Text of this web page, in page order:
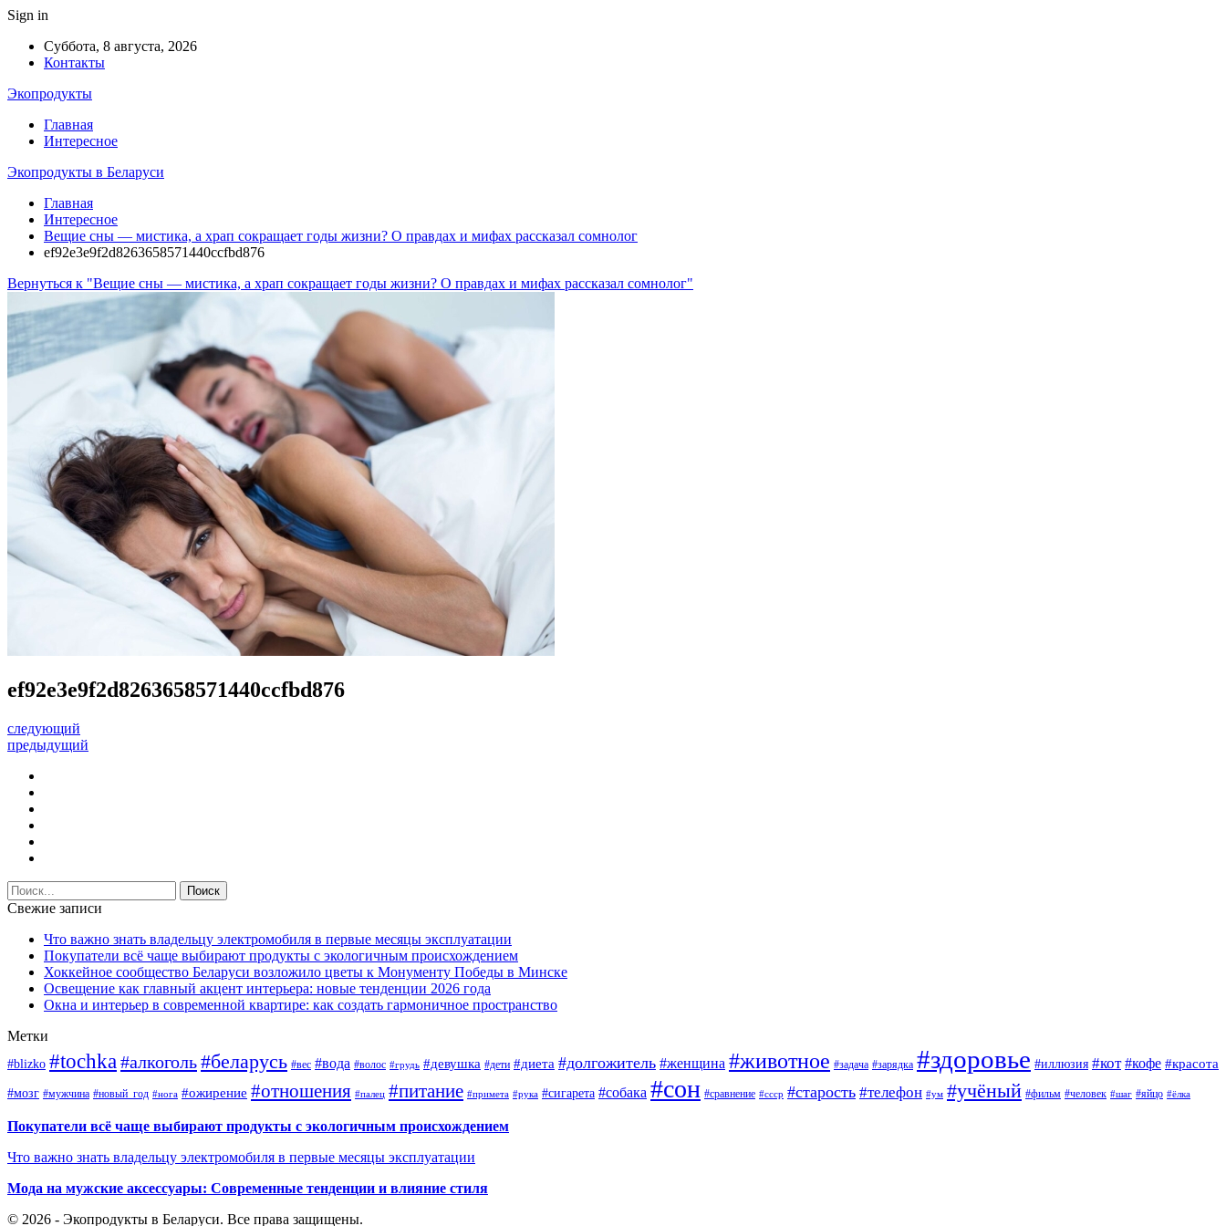
Sign in
Суббота, 8 августа, 2026
Контакты
Экопродукты
Главная
Интересное
Экопродукты в Беларуси
Главная
Интересное
Вещие сны — мистика, а храп сокращает годы жизни? О правдах и мифах рассказал сомнолог
ef92e3e9f2d8263658571440ccfbd876
Вернуться к "Вещие сны — мистика, а храп сокращает годы жизни? О правдах и мифах рассказал сомнолог"
ef92e3e9f2d8263658571440ccfbd876
следующий
предыдущий
Свежие записи
Что важно знать владельцу электромобиля в первые месяцы эксплуатации
Покупатели всё чаще выбирают продукты с экологичным происхождением
Хоккейное сообщество Беларуси возложило цветы к Монументу Победы в Минске
Освещение как главный акцент интерьера: новые тенденции 2026 года
Окна и интерьер в современной квартире: как создать гармоничное пространство
Метки
#blizko #tochka #алкоголь#беларусь #вес #вода #волос #грудь #девушка #дети #диета #долгожитель #женщина #животное #задача #зарядка #здоровье #иллюзия #кот #кофе #красота
#мозг #мужчина #новый_год #нога #ожирение #отношения #палец #питание #примета #рука #сигарета #собака #сон #сравнение #ссср #старость #телефон #ум #учёный #фильм #человек #шаг #яйцо #ёлка
Покупатели всё чаще выбирают продукты с экологичным происхождением
Что важно знать владельцу электромобиля в первые месяцы эксплуатации
Мода на мужские аксессуары: Современные тенденции и влияние стиля
© 2026 - Экопродукты в Беларуси. Все права защищены.